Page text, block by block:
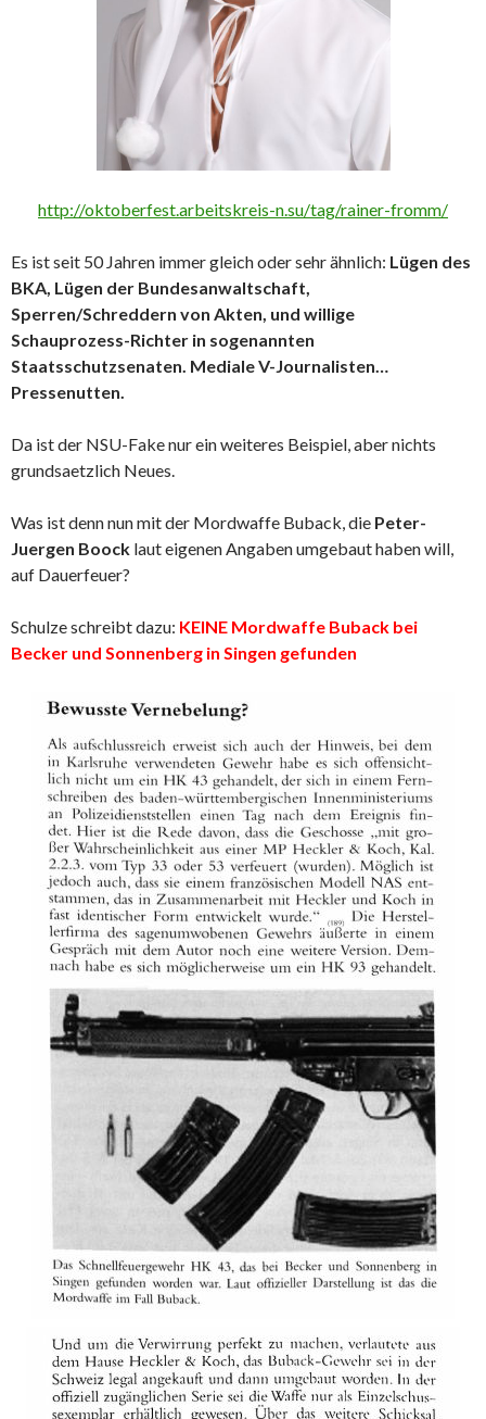
http://oktoberfest.arbeitskreis-n.su/tag/rainer-fromm/
Es ist seit 50 Jahren immer gleich oder sehr ähnlich: Lügen des
BKA, Lügen der Bundesanwaltschaft,
Sperren/Schreddern von Akten, und willige
Schauprozess-Richter in sogenannten
Staatsschutzsenaten. Mediale V-Journalisten…
Pressenutten.
Da ist der NSU-Fake nur ein weiteres Beispiel, aber nichts
grundsaetzlich Neues.
Was ist denn nun mit der Mordwaffe Buback, die Peter-
Juergen Boock laut eigenen Angaben umgebaut haben will,
auf Dauerfeuer?
Schulze schreibt dazu: KEINE Mordwaffe Buback bei
Becker und Sonnenberg in Singen gefunden